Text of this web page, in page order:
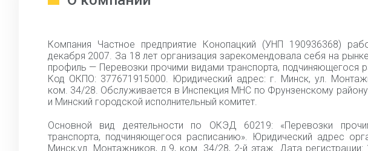
Компания Частное предприятие Конопацкий (УНП 190936368)
декабря 2007. За 18 лет организация зарекомендовала себя на
профиль — Перевозки прочими видами транспорта, подчиняющегося
Код ОКПО: 377671915000. Юридический адрес: г. Минск, ул.
ком. 34/28. Обслуживается в Инспекция МНС по Фрунзенскому
и Минский городской исполнительный комитет.
Основной вид деятельности по ОКЭД 60219: «Перевозки
транспорта, подчиняющегося расписанию». Юридический адрес
Минск,ул. Монтажников, д.9, ком. 34/28, 2-й этаж. Дата регистрации: